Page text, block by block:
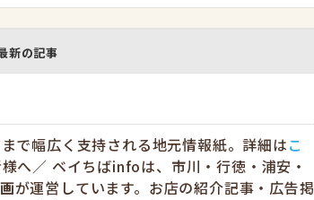
新の記事
で幅広く支持される地元情報紙。詳細はこ
へ／ ベイちばinfoは、市川・行徳・浦安・
が運営しています。お店の紹介記事・広告掲